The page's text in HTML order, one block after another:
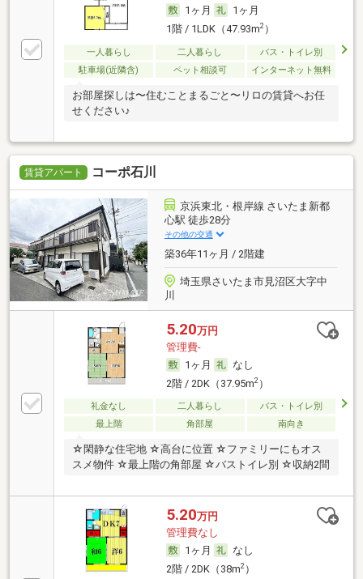
1ヶ月
1ヶ月
1階 / 1LDK（47.93m2）
一人暮らし 二人暮らし
バス・トイレ別
駐車場(近隣含)
ペット相談可 インターネット無料
お部屋探しは〜住むことまるごと〜リロの賃貸へお任
せください♪
賃貸アパート コーポ石川
京浜東北・根岸線 さいたま新都
心駅 徒歩28分
その他の交通
築36年11ヶ月 / 2階建
埼玉県さいたま市見沼区大字中
川
5.20万円
管理費-
1ヶ月
なし
2階 / 2DK（37.95m2）
礼金なし 二人暮らし
バス・トイレ別
最上階
角部屋 南向き
☆閑静な住宅地 ☆高台に位置 ☆ファミリーにもオス
スメ物件 ☆最上階の角部屋 ☆バストイレ別 ☆収納2間
5.20万円
管理費なし
1ヶ月
なし
2階 / 2DK（38m2）